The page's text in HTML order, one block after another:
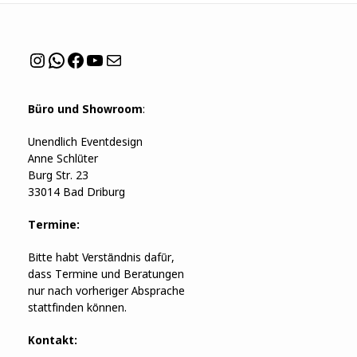
Instagram
WhatsApp
Facebook
YouTube
Mail
Büro und Showroom:
Unendlich Eventdesign
Anne Schlüter
Burg Str. 23
33014 Bad Driburg
Termine:
Bitte habt Verständnis dafür,
dass Termine und Beratungen
nur nach vorheriger Absprache
stattfinden können.
Kontakt: